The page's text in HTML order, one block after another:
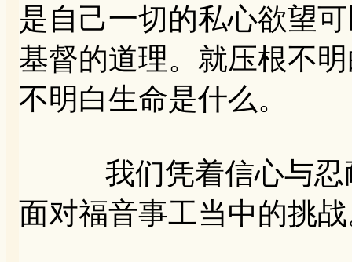
是自己一切的私心欲望
基督的道理。就压根不
不明白生命是什么。
我们凭着信心与忍耐
面对福音事工当中的挑